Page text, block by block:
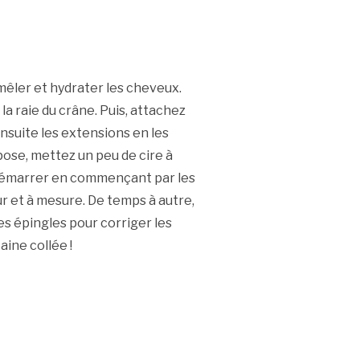
et hydrater les cheveux.
raie du crâne. Puis, attachez
les extensions en les
mettez un peu de cire à
en commençant par les
et à mesure. De temps à autre,
épingles pour corriger les
collée !